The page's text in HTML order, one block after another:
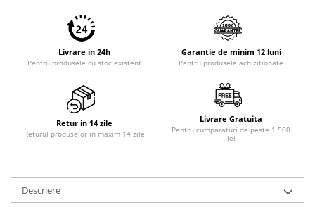
Accesorii laptop
Piese si accesorii
PC Office
Workstation
All-in-One PC
Livrare in 24h
Pentru produsele cu stoc existent
Garantie de minim 12 luni
Pentru produsele achizitionate
Retur in 14 zile
Returul produselor in maxim 14 zile
Livrare Gratuita
Pentru cumparaturi de peste 1.500
lei
Descriere